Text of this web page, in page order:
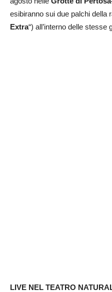
esibiranno sui due palchi della
Extra“) all’interno delle stesse
LIVE NEL TEATRO